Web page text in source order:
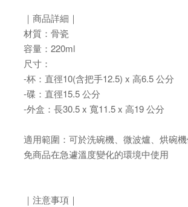
｜商品詳細｜
材質：骨瓷
容量：220ml
尺寸：
-杯：直徑10(含把手12.5) x 高6.5 公分
-碟：直徑15.5 公分
-外盒：長30.5 x 寬11.5 x 高19 公分
適用範圍：可於洗碗機、微波爐、烘碗
免商品在急遽溫度變化的環境中使用
｜注意事項｜